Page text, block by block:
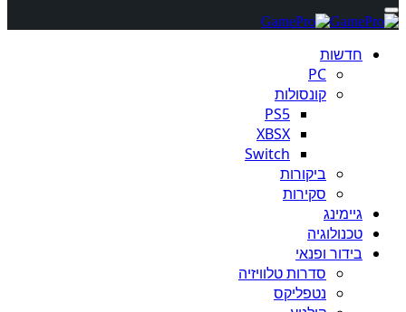
חדשות
PC
קונסולות
PS5
XBSX
Switch
ביקורות
סקירות
גיימינג
טכנולוגיה
בידור ופנאי
סדרות טלוויזיה
נטפליקס